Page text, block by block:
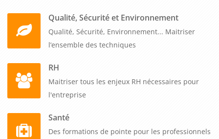
Qualité, Sécurité et Environnement
Qualité, Sécurité, Environnement... Maitriser
l’ensemble des techniques
RH
Maitriser tous les enjeux RH nécessaires pour
l'entreprise
Santé
Des formations de pointe pour les professionnels